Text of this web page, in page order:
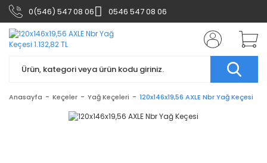
0(546) 547 08 06 0546 547 08 06
Anasayfa Keçeler Yağ Keçeleri 120x146x19,56 AXLE Nbr Yağ Keçesi